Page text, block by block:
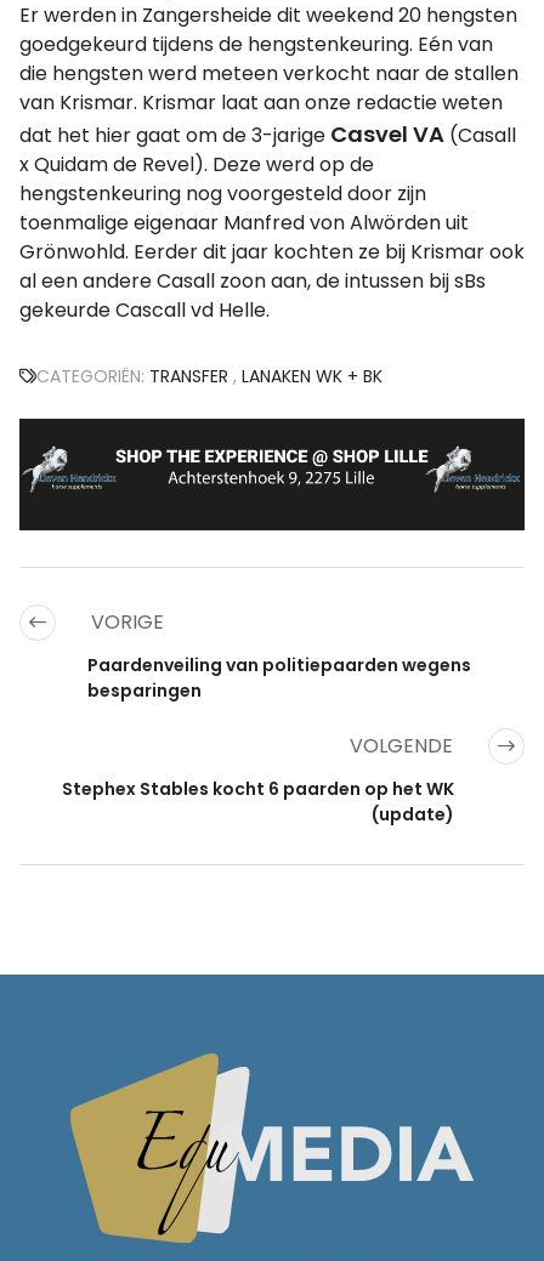
Er werden in Zangersheide dit weekend 20 hengsten
goedgekeurd tijdens de hengstenkeuring. Eén van
die hengsten werd meteen verkocht naar de stallen
van Krismar. Krismar laat aan onze redactie weten
dat het hier gaat om de 3-jarige Casvel VA (Casall
x Quidam de Revel). Deze werd op de
hengstenkeuring nog voorgesteld door zijn
toenmalige eigenaar Manfred von Alwörden uit
Grönwohld. Eerder dit jaar kochten ze bij Krismar ook
al een andere Casall zoon aan, de intussen bij sBs
gekeurde Cascall vd Helle.
CATEGORIËN: TRANSFER , LANAKEN WK + BK
VORIGE
Paardenveiling van politiepaarden wegens
besparingen
VOLGENDE
Stephex Stables kocht 6 paarden op het WK
(update)